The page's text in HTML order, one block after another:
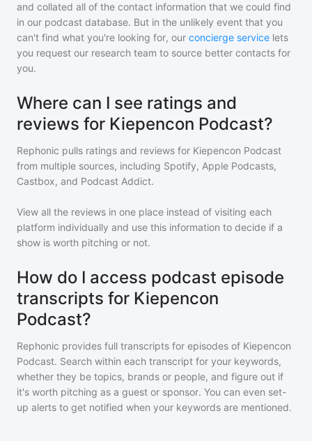
and collated all of the contact information that we could find
in our podcast database. But in the unlikely event that you
can't find what you're looking for, our concierge service lets
you request our research team to source better contacts for
you.
Where can I see ratings and
reviews for Kiepencon Podcast?
Rephonic pulls ratings and reviews for Kiepencon Podcast
from multiple sources, including Spotify, Apple Podcasts,
Castbox, and Podcast Addict.
View all the reviews in one place instead of visiting each
platform individually and use this information to decide if a
show is worth pitching or not.
How do I access podcast episode
transcripts for Kiepencon
Podcast?
Rephonic provides full transcripts for episodes of Kiepencon
Podcast. Search within each transcript for your keywords,
whether they be topics, brands or people, and figure out if
it's worth pitching as a guest or sponsor. You can even set-
up alerts to get notified when your keywords are mentioned.